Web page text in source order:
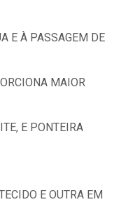
E À PASSAGEM DE
MAIOR
E PONTEIRA
E OUTRA EM